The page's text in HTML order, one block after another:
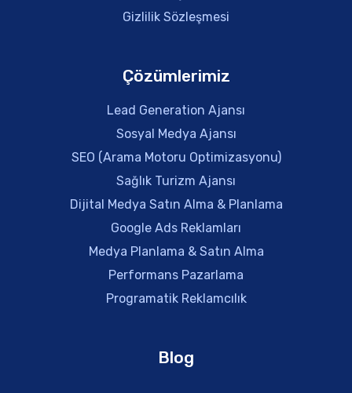
Gizlilik Sözleşmesi
Çözümlerimiz
Lead Generation Ajansı
Sosyal Medya Ajansı
SEO (Arama Motoru Optimizasyonu)
Sağlık Turizm Ajansı
Dijital Medya Satın Alma & Planlama
Google Ads Reklamları
Medya Planlama & Satın Alma
Performans Pazarlama
Programatik Reklamcılık
Blog